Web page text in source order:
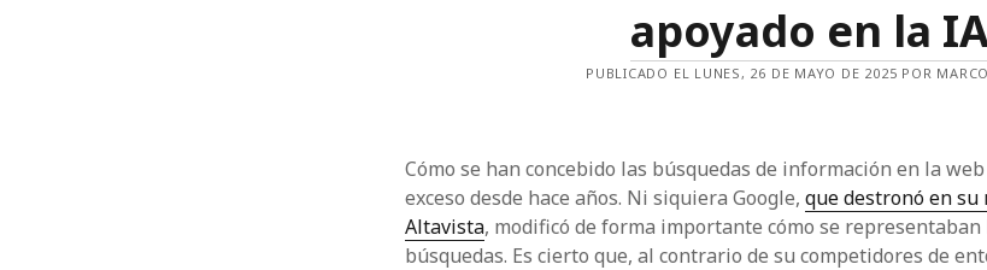
apoyado en la
PUBLICADO EL LUNES, 26 DE MAYO DE 2025 POR
Cómo se han concebido las búsquedas de información en la
exceso desde hace años. Ni siquiera Google,que destronó en su
Altavista, modificó de forma importante cómo se
búsquedas. Es cierto que, al contrario de su competidores de